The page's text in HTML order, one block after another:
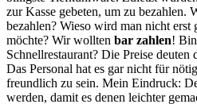
zur Kasse gebeten, um zu bezahlen.
bezahlen? Wieso wird man nicht erst
möchte? Wir wollten bar zahlen!
Schnellrestaurant? Die Preise
Das Personal hat es gar nicht für
freundlich zu sein. Mein Eindruck:
werden, damit es denen leichter